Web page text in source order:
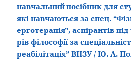
навчальний посібник для
які навчаються за спец.
ерготерапія”, аспірантів
рів філософії за
реабілітація” ВНЗУ / Ю. А.